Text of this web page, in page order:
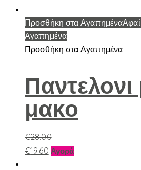
Προσθήκη στα Αγαπημένα
Αγαπημένα
Προσθήκη στα Αγαπημένα
μακο
€28.00
€19.60 ΑγοράΑυτό